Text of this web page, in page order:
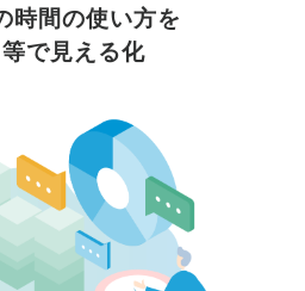
時間の使い方を
で見える化